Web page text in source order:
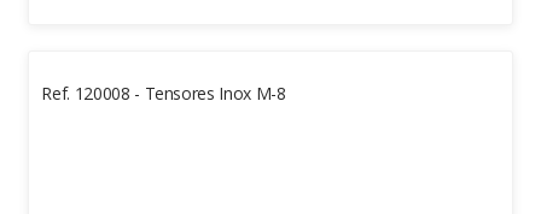
Ref. 120008 - Tensores Inox M-8